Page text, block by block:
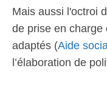
Mais aussi l'octroi
de prise en charge
adaptés (Aide
l’élaboration de